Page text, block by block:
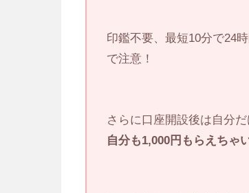
印鑑不要、最短10分で24
で注意！
さらに口座開設後は自分
自分も1,000円もらえちゃ